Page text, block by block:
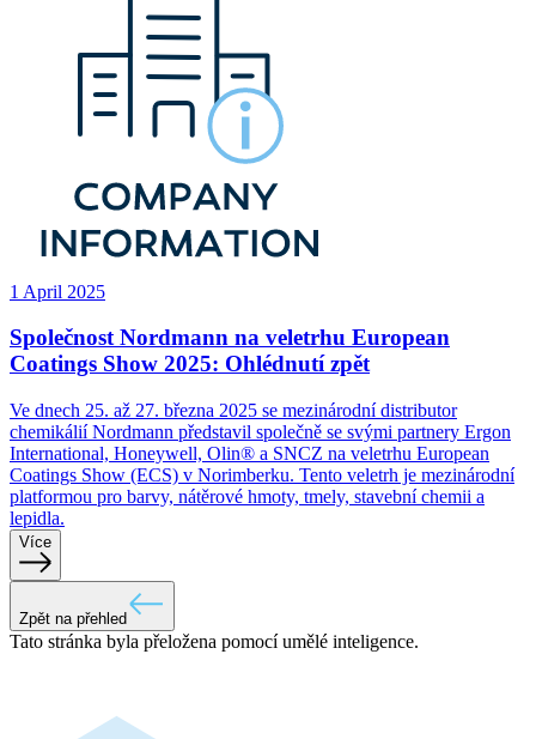
1 April 2025
Společnost Nordmann na veletrhu European
Coatings Show 2025: Ohlédnutí zpět
Ve dnech 25. až 27. března 2025 se mezinárodní distributor
chemikálií Nordmann představil společně se svými partnery Ergon
International, Honeywell, Olin® a SNCZ na veletrhu European
Coatings Show (ECS) v Norimberku. Tento veletrh je mezinárodní
platformou pro barvy, nátěrové hmoty, tmely, stavební chemii a
lepidla.
Více
Zpět na přehled
Tato stránka byla přeložena pomocí umělé inteligence.